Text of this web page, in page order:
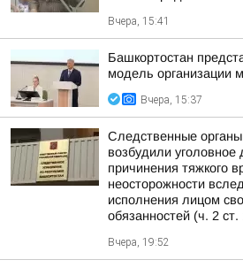
Вчера, 15:41
Башкортостан
модель организации
Вчера, 15:37
Следственные
возбудили уголовное
причинения тяжкого
неосторожности
исполнения лицом
обязанностей (ч. 2
Вчера, 19:52